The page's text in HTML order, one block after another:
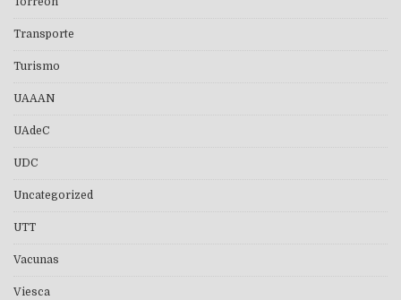
Transporte
Turismo
UAAAN
UAdeC
UDC
Uncategorized
UTT
Vacunas
Viesca